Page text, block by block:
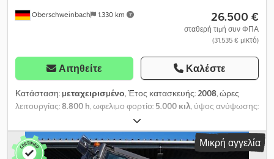
Oberschweinbach 1.330 km 26.500 €
σταθερή τιμή συν ΦΠΑ
(31.535 € μικτό)
Αιτηθείτε Καλέστε
Κατάσταση: μεταχειρισμένο, Έτος κατασκευής:2008, ώρες
λειτουργίας:8.800 h, ωφελιμο φορτίο: 5.000 κιλ, ύψος ανύψωσης:
ντίζελ
κατάσταση ελαστικών:50 ποσοστό, χρώμα:άλλο,
Μικρή αγγελία